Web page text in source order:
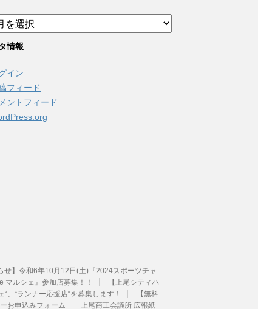
情報
イン
フィード
ントフィード
】令和6年10月12日(土)『2024スポーツチャ
マルシェ』参加店募集！！
【上尾シティハ
、“ランナー応援店“を募集します！
【無料
お申込みフォーム 上尾商工会議所 広報紙